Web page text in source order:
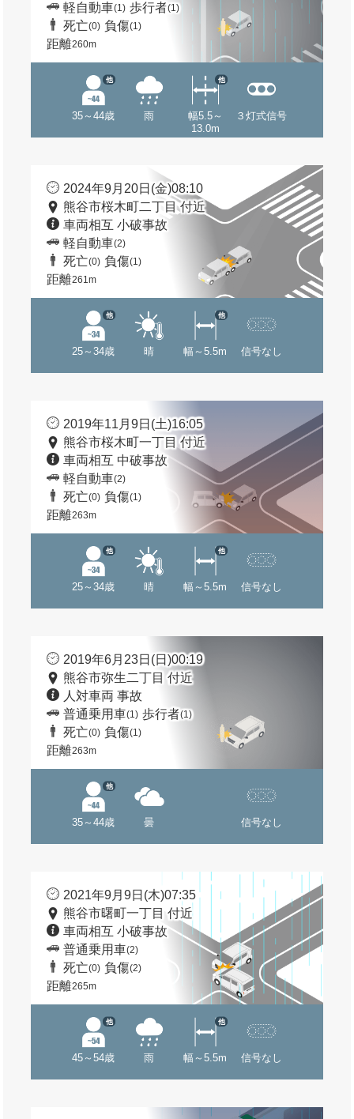
軽自動車(1) 歩行者(1)
死亡(0) 負傷(1)
距離260m
35～44歳
他
雨
幅5.5～
13.0m
他
３灯式信号
2024年9月20日(金)08:10
熊谷市桜木町二丁目 付近
車両相互 小破事故
軽自動車(2)
死亡(0) 負傷(1)
距離261m
25～34歳
他
晴 幅～5.5m
他
信号なし
2019年11月9日(土)16:05
熊谷市桜木町一丁目 付近
車両相互 中破事故
軽自動車(2)
死亡(0) 負傷(1)
距離263m
25～34歳
他
晴 幅～5.5m
他
信号なし
2019年6月23日(日)00:19
熊谷市弥生二丁目 付近
人対車両 事故
普通乗用車(1) 歩行者(1)
死亡(0) 負傷(1)
距離263m
35～44歳
他
曇 信号なし
2021年9月9日(木)07:35
熊谷市曙町一丁目 付近
車両相互 小破事故
普通乗用車(2)
死亡(0) 負傷(2)
距離265m
45～54歳
他
雨 幅～5.5m
他
信号なし